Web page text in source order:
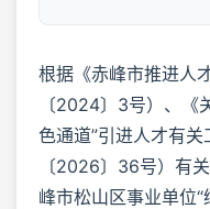
根据《赤峰市推进人
〔2024〕3号）、《
色通道”引进人才有
〔2026〕36号）有
峰市松山区事业单位